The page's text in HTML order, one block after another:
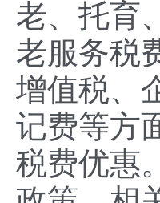
老、托育
老服务税
增值税、
记费等方
税费优惠